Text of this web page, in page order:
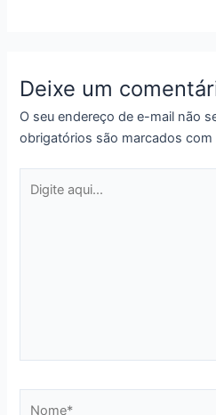
Deixe um
O seu endereço de e-mail não
obrigatórios são marcados com
aqui...